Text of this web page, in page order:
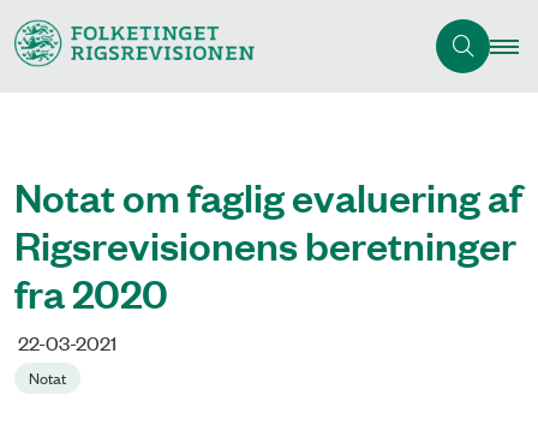
Notat om faglig evaluering af
Rigsrevisionens beretninger
fra 2020
22-03-2021
Notat